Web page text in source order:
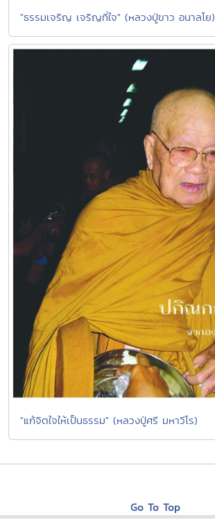
"ธรรมเจริญ เจริญที่ใจ" (หลวงปู่ขาว อนาลโย)
"แก้จิตใจให้เป็นธรรม" (หลวงปู่ศรี มหาวีโร)
Go To Top